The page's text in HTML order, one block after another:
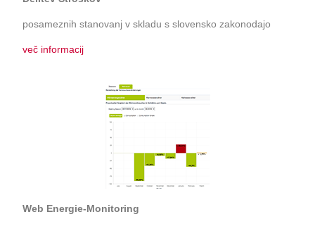
posameznih stanovanj v skladu s slovensko zakonodajo
več informacij
Web Energie-Monitoring